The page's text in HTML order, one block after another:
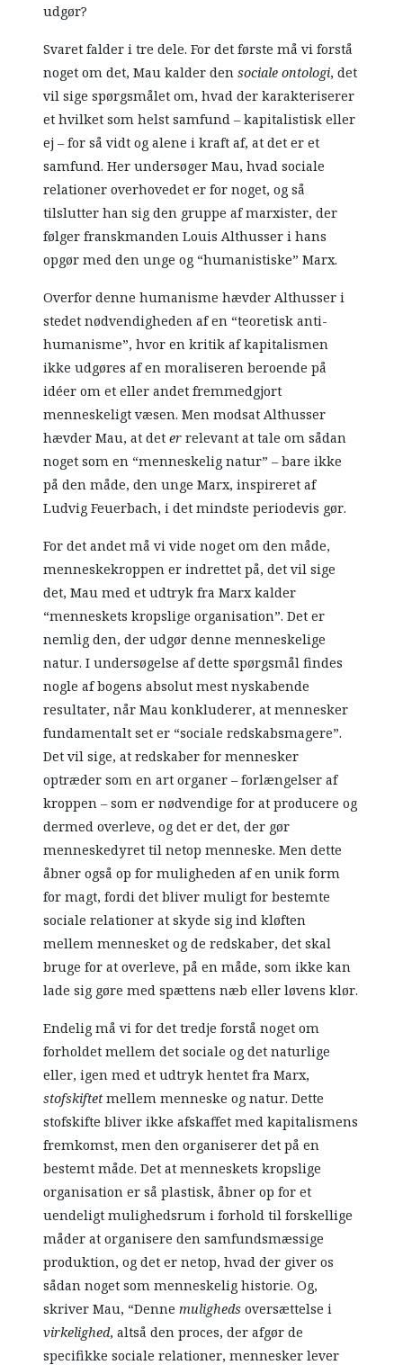
udgør?
Svaret falder i tre dele. For det første må vi forstå
noget om det, Mau kalder densociale ontologi, det
vil sige spørgsmålet om, hvad der karakteriserer
et hvilket som helst samfund – kapitalistisk eller
ej – for så vidt og alene i kraft af, at det er et
samfund. Her undersøger Mau, hvad sociale
relationer overhovedet er for noget, og så
tilslutter han sig den gruppe af marxister, der
følger franskmanden Louis Althusser i hans
opgør med den unge og “humanistiske” Marx.
Overfor denne humanisme hævder Althusser i
stedet nødvendigheden af en “teoretisk anti-
humanisme”, hvor en kritik af kapitalismen
ikke udgøres af en moraliseren beroende på
idéer om et eller andet fremmedgjort
menneskeligt væsen. Men modsat Althusser
hævder Mau, at deterrelevant at tale om sådan
noget som en “menneskelig natur” – bare ikke
på den måde, den unge Marx, inspireret af
Ludvig Feuerbach, i det mindste periodevis gør.
For det andet må vi vide noget om den måde,
menneskekroppen er indrettet på, det vil sige
det, Mau med et udtryk fra Marx kalder
“menneskets kropslige organisation”. Det er
nemlig den, der udgør denne menneskelige
natur. I undersøgelse af dette spørgsmål findes
nogle af bogens absolut mest nyskabende
resultater, når Mau konkluderer, at mennesker
fundamentalt set er “sociale redskabsmagere”.
Det vil sige, at redskaber for mennesker
optræder som en art organer – forlængelser af
kroppen – som er nødvendige for at producere og
dermed overleve, og det er det, der gør
menneskedyret til netop menneske. Men dette
åbner også op for muligheden af en unik form
for magt, fordi det bliver muligt for bestemte
sociale relationer at skyde sig ind kløften
mellem mennesket og de redskaber, det skal
bruge for at overleve, på en måde, som ikke kan
lade sig gøre med spættens næb eller løvens klør.
Endelig må vi for det tredje forstå noget om
forholdet mellem det sociale og det naturlige
eller, igen med et udtryk hentet fra Marx,
stofskiftetmellem menneske og natur. Dette
stofskifte bliver ikke afskaffet med kapitalismens
fremkomst, men den organiserer det på en
bestemt måde. Det at menneskets kropslige
organisation er så plastisk, åbner op for et
uendeligt mulighedsrum i forhold til forskellige
måder at organisere den samfundsmæssige
produktion, og det er netop, hvad der giver os
sådan noget som menneskelig historie. Og,
skriver Mau, “Dennemulighedsoversættelse i
virkelighed, altså den proces, der afgør de
specifikke sociale relationer, mennesker lever